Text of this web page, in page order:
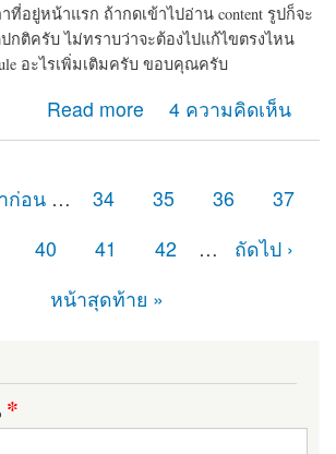
ที่อยู่หน้าแรก ถ้ากดเข้าไปอ่าน content รูปก็จะ
ติครับ ไม่ทราบว่าจะต้องไปแก้ไขตรงไหน
อะไรเพิ่มเติมครับ ขอบคุณครับ
Read more
รูปครับ 4 ความคิดเห็น
ก่อน … 34 35 36
37
40 41 42 …
ถัดไป ›
หน้าสุดท้าย »
*